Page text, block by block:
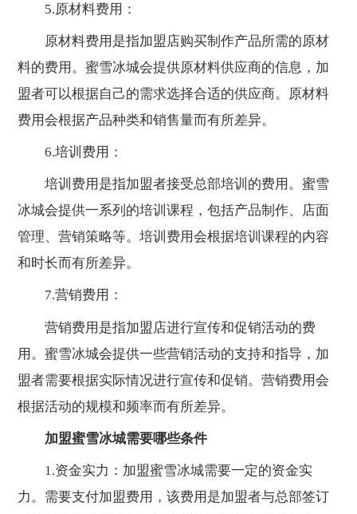
5.原材料费用：
原材料费用是指加盟店购买制作产品所需的原材
料的费用。蜜雪冰城会提供原材料供应商的信息，加
盟者可以根据自己的需求选择合适的供应商。原材料
费用会根据产品种类和销售量而有所差异。
6.培训费用：
培训费用是指加盟者接受总部培训的费用。蜜雪
冰城会提供一系列的培训课程，包括产品制作、店面
管理、营销策略等。培训费用会根据培训课程的内容
和时长而有所差异。
7.营销费用：
营销费用是指加盟店进行宣传和促销活动的费
用。蜜雪冰城会提供一些营销活动的支持和指导，加
盟者需要根据实际情况进行宣传和促销。营销费用会
根据活动的规模和频率而有所差异。
加盟蜜雪冰城需要哪些条件
1.资金实力：加盟蜜雪冰城需要一定的资金实
力。需要支付加盟费用，该费用是加盟者与总部签订